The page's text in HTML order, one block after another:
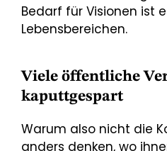
Bedarf für Visionen ist
Lebensbereichen.
Viele öffentliche
kaputtgespart
Warum also nicht die
anders denken, wo